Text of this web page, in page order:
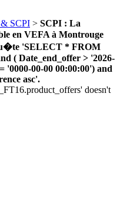
SCPI > SCPI : La
en VEFA à Montrouge
'SELECT * FROM
( Date_end_offer > '2026-
'0000-00-00 00:00:00') and
asc'.
doesn't